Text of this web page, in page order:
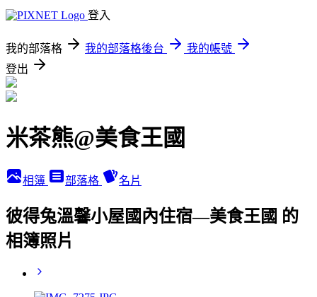
登入
我的部落格 我的部落格後台
我的帳號
登出
米茶熊@美食王國
相簿 部落格 名片
彼得兔溫馨小屋國內住宿—美食王國 的
相簿照片